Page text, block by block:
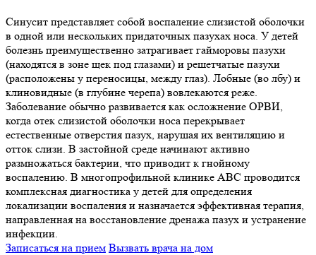
Синусит представляет собой воспаление слизистой оболочки
в одной или нескольких придаточных пазухах носа. У детей
болезнь преимущественно затрагивает гайморовы пазухи
(находятся в зоне щек под глазами) и решетчатые пазухи
(расположены у переносицы, между глаз). Лобные (во лбу) и
клиновидные (в глубине черепа) вовлекаются реже.
Заболевание обычно развивается как осложнение ОРВИ,
когда отек слизистой оболочки носа перекрывает
естественные отверстия пазух, нарушая их вентиляцию и
отток слизи. В застойной среде начинают активно
размножаться бактерии, что приводит к гнойному
воспалению. В многопрофильной клинике ABC проводится
комплексная диагностика у детей для определения
локализации воспаления и назначается эффективная терапия,
направленная на восстановление дренажа пазух и устранение
инфекции.
Записаться на прием Вызвать врача на дом